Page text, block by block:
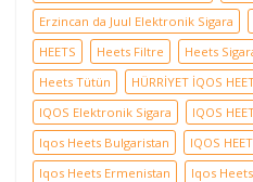
Erzincan da Juul Elektronik Sigara
HEETS
Heets Filtre Heets
Heets Tütün
HÜRRİYET İQOS
IQOS Elektronik Sigara
IQOS
Iqos Heets Bulgaristan
IQOS
Iqos Heets Ermenistan
Iqos